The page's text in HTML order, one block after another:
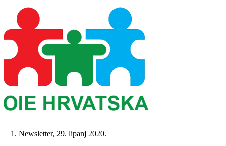
content
Newsletter, 29. lipanj 2020.